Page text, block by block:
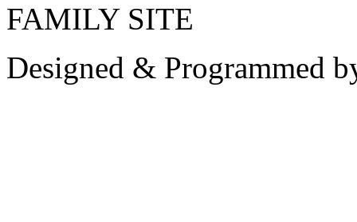
FAMILY SITE
Designed & Programmed